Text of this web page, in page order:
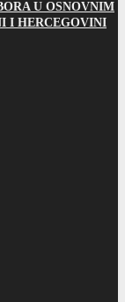
U OSNOVNIM
I HERCEGOVINI